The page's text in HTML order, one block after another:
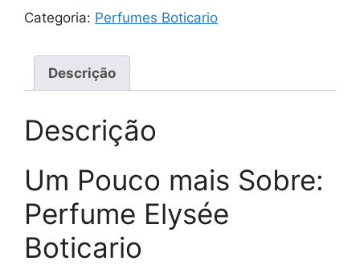
Categoria: Perfumes Boticario
Descrição
Descrição
Um Pouco mais Sobre:
Perfume Elysée
Boticario